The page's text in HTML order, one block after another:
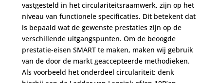
vastgesteld in het circulariteitsraamwerk, zijn op het
niveau van functionele specificaties. Dit betekent dat
is bepaald wat de gewenste prestaties zijn op de
verschillende uitgangspunten. Om de beoogde
prestatie-eisen SMART te maken, maken wij gebruik
van de door de markt geaccepteerde methodieken.
Als voorbeeld het onderdeel circulariteit: denk